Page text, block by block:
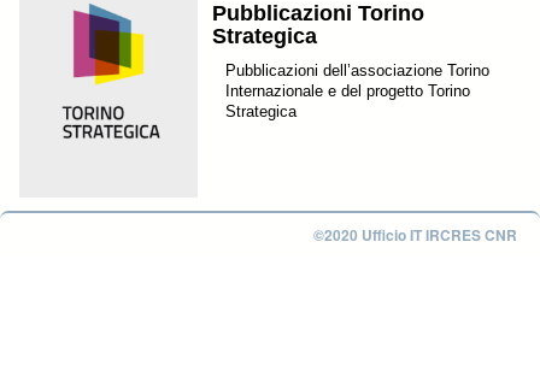
Pubblicazioni Torino
Strategica
Pubblicazioni dell’associazione Torino
Internazionale e del progetto Torino
Strategica
©2020 Ufficio IT IRCRES CNR